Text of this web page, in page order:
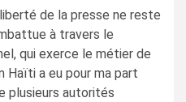
de la presse ne reste
à travers le
qui exerce le métier de
Haïti a eu pour ma part
plusieurs autorités